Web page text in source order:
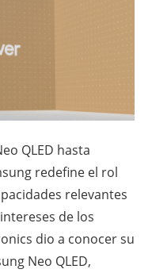
QLED hasta
redefine el rol
relevantes
de los
dio a conocer su
Neo QLED,